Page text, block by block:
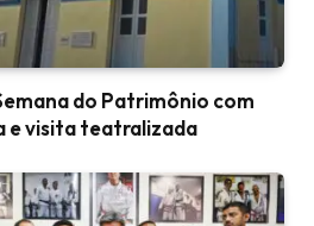
do Patrimônio com
e visita teatralizada